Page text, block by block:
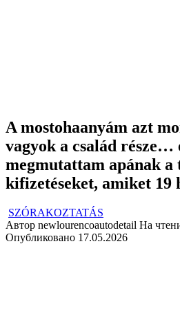
A mostohaanyám azt
vagyok a család része…
megmutattam apának a
kifizetéseket, amiket 19
SZÓRAKOZTATÁS
Автор newlourencoautodetail На
Опубликовано 17.05.2026